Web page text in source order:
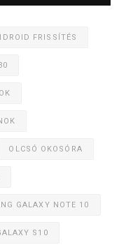
FRISSÍTÉS
OLCSÓ OKOSÓRA
GALAXY NOTE 10
S10